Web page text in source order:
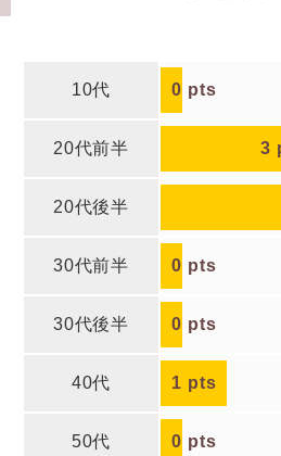
10代 0 pts
20代前半 3
20代後半
30代前半 0 pts
30代後半 0 pts
40代 1 pts
50代 0 pts